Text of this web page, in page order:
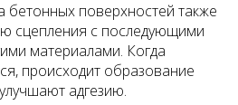
бетонных поверхностей также
сцепления с последующими
материалами. Когда
происходит образование
адгезию.